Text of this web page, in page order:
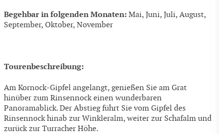
Begehbar in folgenden Monaten: Mai, Juni, Juli, August,
September, Oktober, November
Tourenbeschreibung:
Am Kornock-Gipfel angelangt, genießen Sie am Grat
hinüber zum Rinsennock einen wunderbaren
Panoramablick. Der Abstieg führt Sie vom Gipfel des
Rinsennock hinab zur Winkleralm, weiter zur Schafalm und
zurück zur Turracher Höhe.